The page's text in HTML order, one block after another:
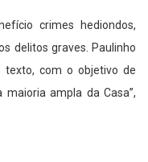
crimes hediondos,
delitos graves. Paulinho
texto, com o objetivo de
ampla da Casa”,